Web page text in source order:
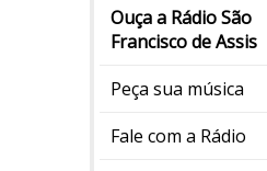
Ouça a Rádio São
Francisco de Assis
Peça sua música
Fale com a Rádio